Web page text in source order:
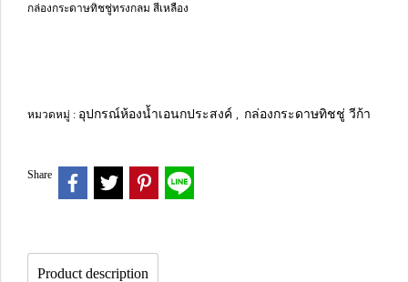
กล่องกระดาษทิชชู่ทรงกลม สีเหลือง
หมวดหมู่ : อุปกรณ์ห้องน้ำเอนกประสงค์ , กล่องกระดาษทิชชู่ วีก้า
Share
Product description